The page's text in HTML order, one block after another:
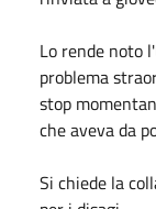
Lo rende noto
problema
stop
che aveva da
Si chiede la